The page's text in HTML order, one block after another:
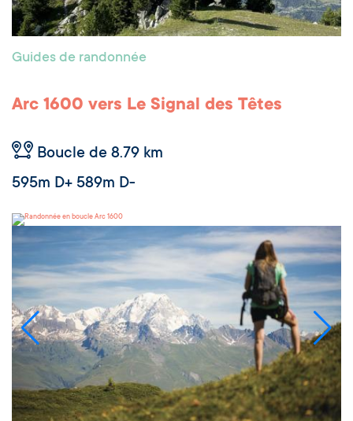
Guides de randonnée
Arc 1600 vers Le Signal des Têtes
Boucle de 8.79 km
595m D+ 589m D-
Arc 1600